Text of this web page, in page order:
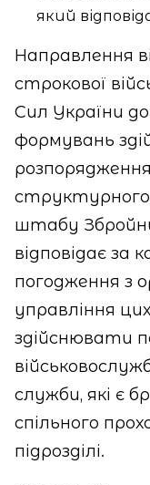
який
Направлення
строкової
Сил України до
формувань
структурного
штабу
відповідає за
погодження з
управління
здійснювати
служби, які є
спільного
підрозділі.